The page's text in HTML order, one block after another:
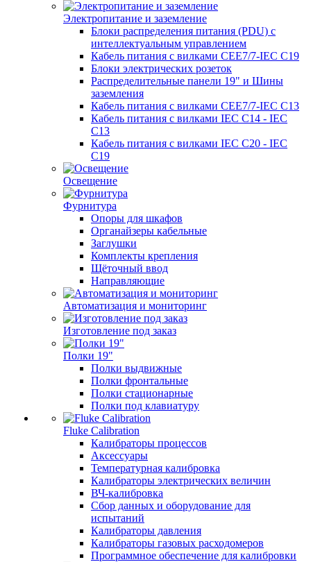
Электропитание и заземление
Блоки распределения питания (PDU) с
интеллектуальным управлением
Кабель питания с вилками CEE7/7-IEC C19
Блоки электрических розеток
Распределительные панели 19" и Шины
заземления
Кабель питания с вилками CEE7/7-IEC C13
Кабель питания с вилками IEC C14 - IEC
C13
Кабель питания с вилками IEC C20 - IEC
C19
Освещение
Фурнитура
Опоры для шкафов
Органайзеры кабельные
Заглушки
Комплекты крепления
Щёточный ввод
Направляющие
Автоматизация и мониторинг
Изготовление под заказ
Полки 19"
Полки выдвижные
Полки фронтальные
Полки стационарные
Полки под клавиатуру
Fluke Calibration
Калибраторы процессов
Аксессуары
Температурная калибровка
Калибраторы электрических величин
ВЧ-калибровка
Сбор данных и оборудование для
испытаний
Калибраторы давления
Калибраторы газовых расходомеров
Программное обеспечение для калибровки